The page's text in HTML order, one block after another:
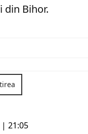
din Bihor.
| 21:05